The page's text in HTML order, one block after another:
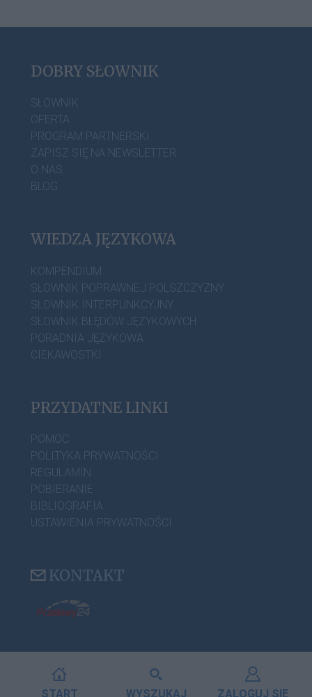
DOBRY SŁOWNIK
SŁOWNIK
OFERTA
PROGRAM PARTNERSKI
ZAPISZ SIĘ NA NEWSLETTER
O NAS
BLOG
WIEDZA JĘZYKOWA
KOMPENDIUM
SŁOWNIK POPRAWNEJ POLSZCZYZNY
SŁOWNIK INTERPUNKCYJNY
SŁOWNIK BŁĘDÓW JĘZYKOWYCH
PORADNIA JĘZYKOWA
CIEKAWOSTKI
PRZYDATNE LINKI
POMOC
POLITYKA PRYWATNOŚCI
REGULAMIN
POBIERANIE
BIBLIOGRAFIA
USTAWIENIA PRYWATNOŚCI
KONTAKT
START WYSZUKAJ ZALOGUJ SIĘ